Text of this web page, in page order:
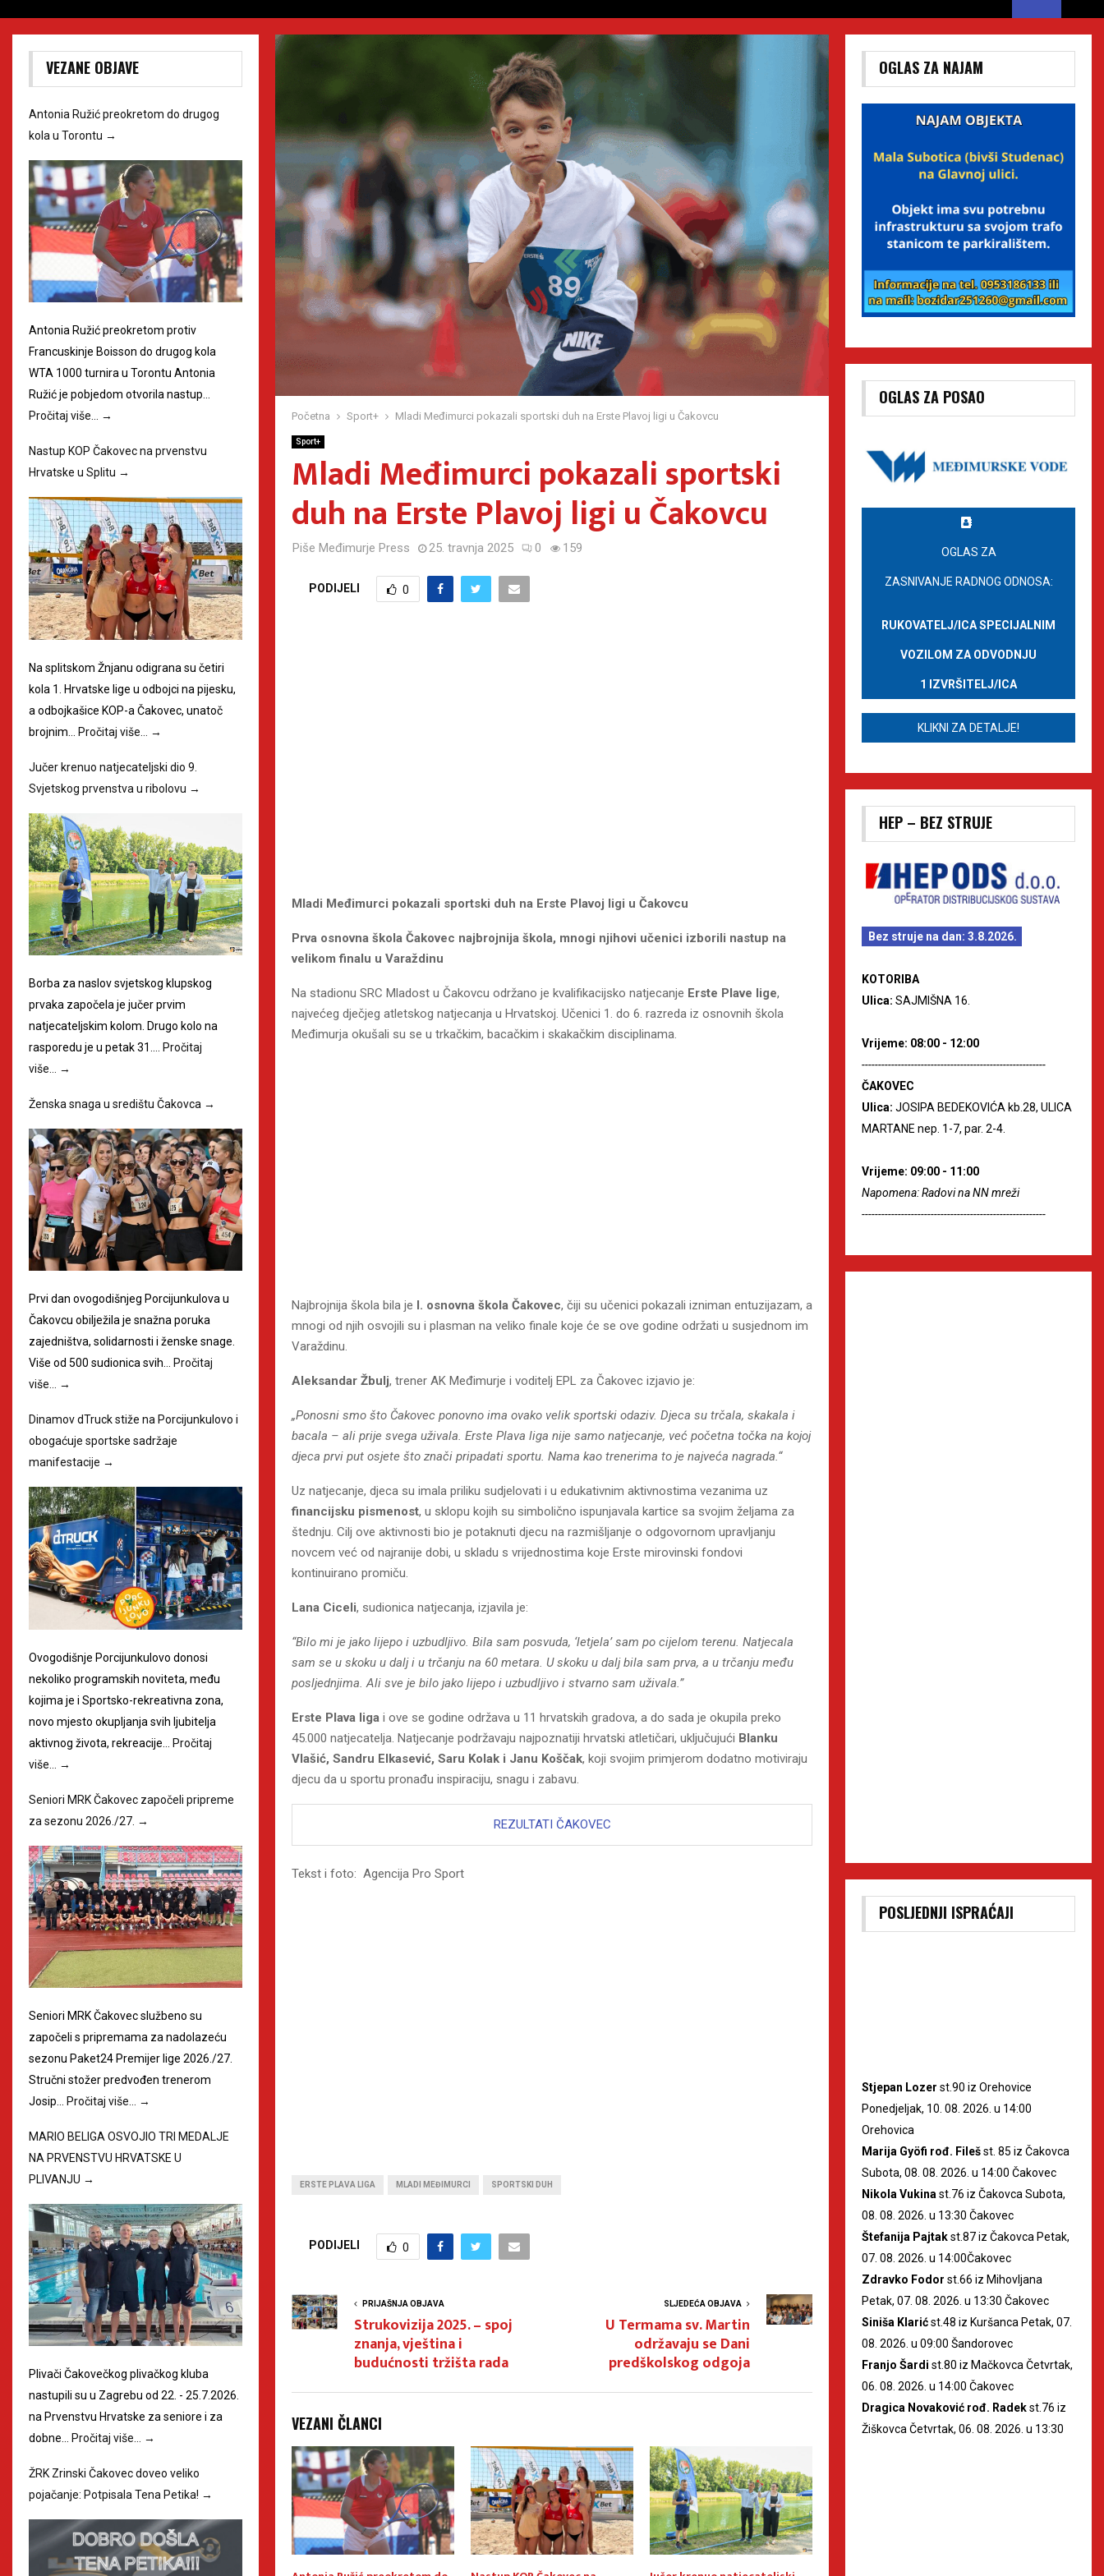
Početna Sport+ Mladi Međimurci pokazali sportski duh na Erste Plavoj ligi u Čakovcu
Sport+
Mladi Međimurci pokazali sportski
duh na Erste Plavoj ligi u Čakovcu
Piše Međimurje Press 25. travnja 2025 0 159
PODIJELI 0
Mladi Međimurci pokazali sportski duh na Erste Plavoj ligi u Čakovcu
Prva osnovna škola Čakovec najbrojnija škola, mnogi njihovi učenici izborili nastup na
velikom finalu u Varaždinu
Na stadionu SRC Mladost u Čakovcu održano je kvalifikacijsko natjecanje Erste Plave lige,
najvećeg dječjeg atletskog natjecanja u Hrvatskoj. Učenici 1. do 6. razreda iz osnovnih škola
Međimurja okušali su se u trkačkim, bacačkim i skakačkim disciplinama.
Najbrojnija škola bila je I. osnovna škola Čakovec, čiji su učenici pokazali izniman entuzijazam, a
mnogi od njih osvojili su i plasman na veliko finale koje će se ove godine održati u susjednom im
Varaždinu.
Aleksandar Žbulj, trener AK Međimurje i voditelj EPL za Čakovec izjavio je:
„Ponosni smo što Čakovec ponovno ima ovako velik sportski odaziv. Djeca su trčala, skakala i
bacala – ali prije svega uživala. Erste Plava liga nije samo natjecanje, već početna točka na kojoj
djeca prvi put osjete što znači pripadati sportu. Nama kao trenerima to je najveća nagrada.“
Uz natjecanje, djeca su imala priliku sudjelovati i u edukativnim aktivnostima vezanima uz
financijsku pismenost, u sklopu kojih su simbolično ispunjavala kartice sa svojim željama za
štednju. Cilj ove aktivnosti bio je potaknuti djecu na razmišljanje o odgovornom upravljanju
novcem već od najranije dobi, u skladu s vrijednostima koje Erste mirovinski fondovi
kontinuirano promiču.
Lana Ciceli, sudionica natjecanja, izjavila je:
“Bilo mi je jako lijepo i uzbudljivo. Bila sam posvuda, ‘letjela’ sam po cijelom terenu. Natjecala
sam se u skoku u dalj i u trčanju na 60 metara. U skoku u dalj bila sam prva, a u trčanju među
posljednjima. Ali sve je bilo jako lijepo i uzbudljivo i stvarno sam uživala.”
Erste Plava liga i ove se godine održava u 11 hrvatskih gradova, a do sada je okupila preko
45.000 natjecatelja. Natjecanje podržavaju najpoznatiji hrvatski atletičari, uključujući Blanku
Vlašić, Sandru Elkasević, Saru Kolak i Janu Koščak, koji svojim primjerom dodatno motiviraju
djecu da u sportu pronađu inspiraciju, snagu i zabavu.
REZULTATI ČAKOVEC
Tekst i foto: Agencija Pro Sport
ERSTE PLAVA LIGA MLADI MEĐIMURCI SPORTSKI DUH
PODIJELI 0
PRIJAŠNJA OBJAVA
Strukovizija 2025. – spoj
znanja, vještina i
budućnosti tržišta rada
SLJEDEĆA OBJAVA
U Termama sv. Martin
održavaju se Dani
predškolskog odgoja
VEZANI ČLANCI
VEZANE OBJAVE
Antonia Ružić preokretom do drugog
kola u Torontu →
Antonia Ružić preokretom protiv
Francuskinje Boisson do drugog kola
WTA 1000 turnira u Torontu Antonia
Ružić je pobjedom otvorila nastup…
Pročitaj više… →
Nastup KOP Čakovec na prvenstvu
Hrvatske u Splitu →
Na splitskom Žnjanu odigrana su četiri
kola 1. Hrvatske lige u odbojci na pijesku,
a odbojkašice KOP-a Čakovec, unatoč
brojnim…
Pročitaj više… →
Jučer krenuo natjecateljski dio 9.
Svjetskog prvenstva u ribolovu →
Borba za naslov svjetskog klupskog
prvaka započela je jučer prvim
natjecateljskim kolom. Drugo kolo na
rasporedu je u petak 31.…
Pročitaj
više…
→
Ženska snaga u središtu Čakovca →
Prvi dan ovogodišnjeg Porcijunkulova u
Čakovcu obilježila je snažna poruka
zajedništva, solidarnosti i ženske snage.
Više od 500 sudionica svih… Pročitaj
više… →
Dinamov dTruck stiže na Porcijunkulovo i
obogaćuje sportske sadržaje
manifestacije →
Ovogodišnje Porcijunkulovo donosi
nekoliko programskih noviteta, među
kojima je i Sportsko-rekreativna zona,
novo mjesto okupljanja svih ljubitelja
aktivnog života, rekreacije… Pročitaj
više…
→
Seniori MRK Čakovec započeli pripreme
za sezonu 2026./27. →
Seniori MRK Čakovec službeno su
započeli s pripremama za nadolazeću
sezonu Paket24 Premijer lige 2026./27.
Stručni stožer predvođen trenerom
Josip…
Pročitaj više… →
MARIO BELIGA OSVOJIO TRI MEDALJE
NA PRVENSTVU HRVATSKE U
PLIVANJU →
Plivači Čakovečkog plivačkog kluba
nastupili su u Zagrebu od 22. - 25.7.2026.
na Prvenstvu Hrvatske za seniore i za
dobne…
Pročitaj više… →
ŽRK Zrinski Čakovec doveo veliko
pojačanje: Potpisala Tena Petika! →
OGLAS ZA NAJAM
OGLAS ZA POSAO
OGLAS ZA
ZASNIVANJE RADNOG ODNOSA:
RUKOVATELJ/ICA SPECIJALNIM
VOZILOM ZA ODVODNJU
1 IZVRŠITELJ/ICA
KLIKNI ZA DETALJE!
HEP – BEZ STRUJE
Bez struje na dan: 3.8.2026.
KOTORIBA
Ulica: SAJMIŠNA 16.
Vrijeme: 08:00 - 12:00
--------------------------------------------------------
ČAKOVEC
Ulica: JOSIPA BEDEKOVIĆA kb.28, ULICA
MARTANE nep. 1-7, par. 2-4.
Vrijeme: 09:00 - 11:00
Napomena: Radovi na NN mreži
--------------------------------------------------------
POSLJEDNJI ISPRAĆAJI
Stjepan Lozer st.90 iz Orehovice
Ponedjeljak, 10. 08. 2026. u 14:00
Orehovica
Marija Gyöfi rođ. Filešst. 85 iz Čakovca
Subota, 08. 08. 2026. u 14:00 Čakovec
Nikola Vukina st.76 iz Čakovca Subota,
08. 08. 2026. u 13:30 Čakovec
Štefanija Pajtakst.87 iz Čakovca Petak,
07. 08. 2026. u 14:00Čakovec
Zdravko Fodor st.66 iz Mihovljana
Petak, 07. 08. 2026. u 13:30 Čakovec
Siniša Klarićst.48 iz Kuršanca Petak, 07.
08. 2026. u 09:00 Šandorovec
Franjo Šardi st.80 iz Mačkovca Četvrtak,
06. 08. 2026. u 14:00 Čakovec
Dragica Novaković rođ. Radekst.76 iz
Žiškovca Četvrtak, 06. 08. 2026. u 13:30